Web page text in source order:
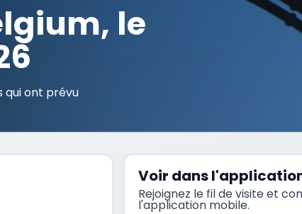
le
qui ont prévu
Voir dans
Rejoignez le fil de visite et
l'application mobile.